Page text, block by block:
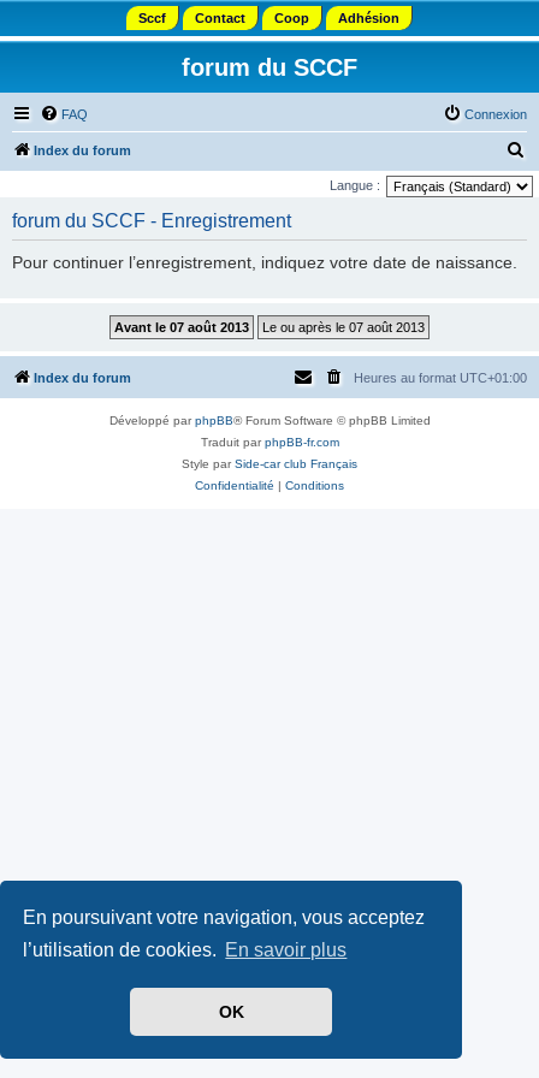
En poursuivant votre navigation, vous acceptez
l’utilisation de cookies. En savoir plus
OK
Sccf Contact Coop Adhésion
forum du SCCF
FAQ Connexion
Index du forum
e
e
Langue :
forum du SCCF - Enregistrement
Pour continuer l’enregistrement, indiquez votre date de naissance.
Index du forum Heures au format UTC+01:00
Développé parphpBB® Forum Software © phpBB Limited
Traduit parphpBB-fr.com
Style parSide-car club Français
Confidentialité
Conditions